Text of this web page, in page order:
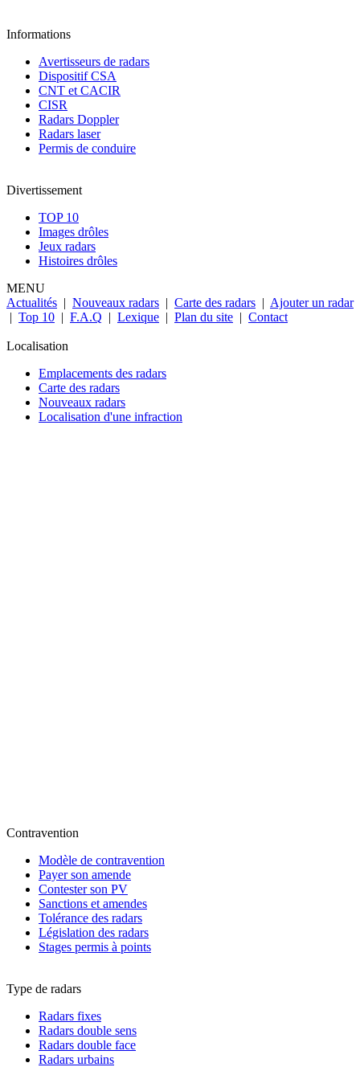
Informations
Avertisseurs de radars
Dispositif CSA
CNT et CACIR
CISR
Radars Doppler
Radars laser
Permis de conduire
Divertissement
TOP 10
Images drôles
Jeux radars
Histoires drôles
MENU
Actualités | Nouveaux radars | Carte des radars | Ajouter un radar
| Top 10 | F.A.Q | Lexique | Plan du site | Contact
Localisation
Emplacements des radars
Carte des radars
Nouveaux radars
Localisation d'une infraction
Contravention
Modèle de contravention
Payer son amende
Contester son PV
Sanctions et amendes
Tolérance des radars
Législation des radars
Stages permis à points
Type de radars
Radars fixes
Radars double sens
Radars double face
Radars urbains